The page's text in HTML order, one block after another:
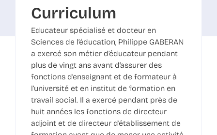
Curriculum
Educateur spécialisé et docteur en
Sciences de l’éducation, Philippe GABERAN
a exercé son métier d’éducateur pendant
plus de vingt ans avant d’assurer des
fonctions d’enseignant et de formateur à
l’université et en institut de formation en
travail social. Il a exercé pendant près de
huit années les fonctions de directeur
adjoint et de directeur d’établissement de